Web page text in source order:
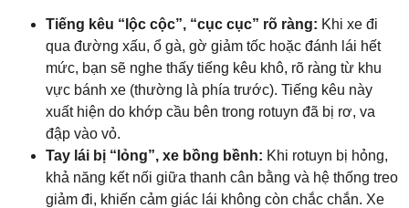
Tiếng kêu “lộc cộc”, “cục cục” rõ ràng: Khi xe đi
qua đường xấu, ổ gà, gờ giảm tốc hoặc đánh lái hết
mức, bạn sẽ nghe thấy tiếng kêu khô, rõ ràng từ khu
vực bánh xe (thường là phía trước). Tiếng kêu này
xuất hiện do khớp cầu bên trong rotuyn đã bị rơ, va
đập vào vỏ.
Tay lái bị “lỏng”, xe bồng bềnh: Khi rotuyn bị hỏng,
khả năng kết nối giữa thanh cân bằng và hệ thống treo
giảm đi, khiến cảm giác lái không còn chắc chắn. Xe